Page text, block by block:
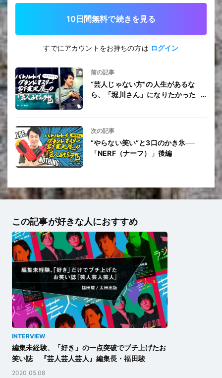
10日間無料で続きを見る
すでにアカウントをお持ちの方は ログイン
前の記事
“芸人じゃない方”の人生があるな
ら、「堀川さん」になりたかった──
次の記事
“やらない笑い“と3口のかき氷──
「NERF（ナーフ）」後編
この記事が好きな人におすすめ
INTERVIEW
編集未経験、「好き」の一点突破でブチ上げたお
笑い誌 『芸人芸人芸人』編集長・福田駿
2020.05.08